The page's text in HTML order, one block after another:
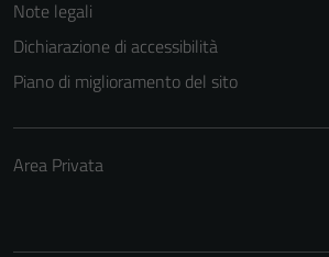
Note legali
Dichiarazione di accessibilità
Piano di miglioramento del sito
Area Privata